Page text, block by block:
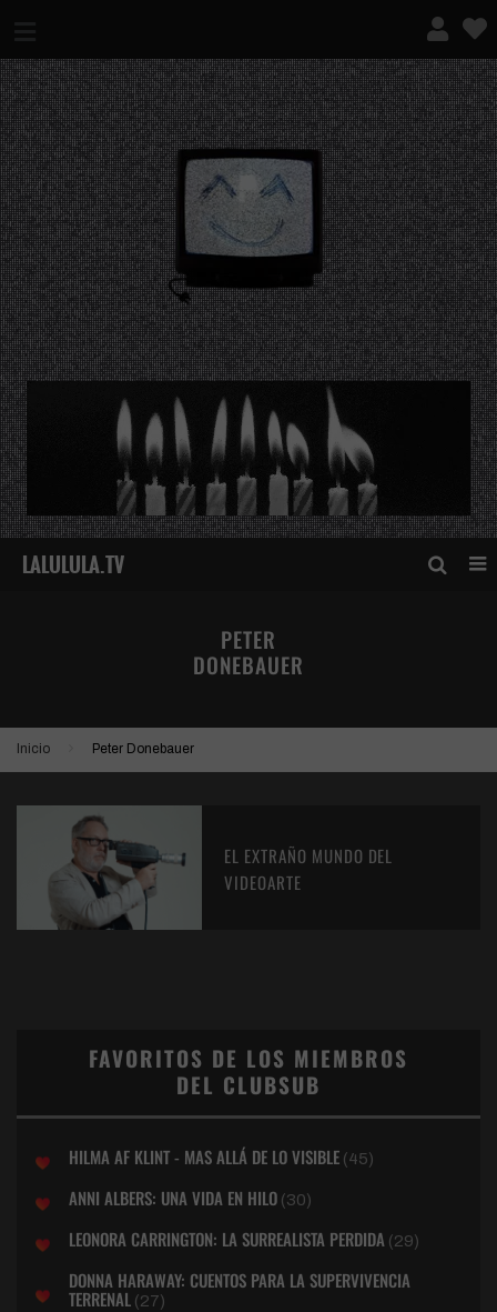
¿QUÉ ES ESTO?
PETER
DONEBAUER
Inicio Peter Donebauer
EL EXTRAÑO MUNDO DEL
VIDEOARTE
FAVORITOS DE LOS MIEMBROS
DEL CLUBSUB
HILMA AF KLINT - MAS ALLÁ DE LO VISIBLE (45)
ANNI ALBERS: UNA VIDA EN HILO (30)
LEONORA CARRINGTON: LA SURREALISTA PERDIDA (29)
DONNA HARAWAY: CUENTOS PARA LA SUPERVIVENCIA
TERRENAL (27)